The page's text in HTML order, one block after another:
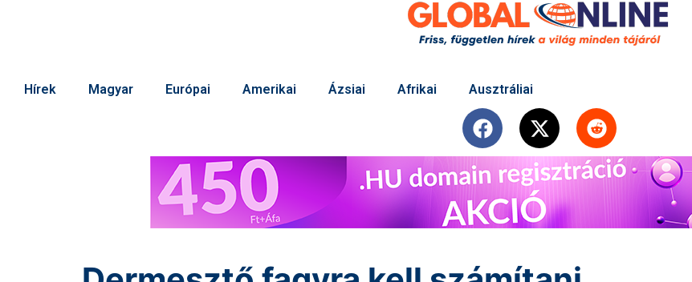
Hírek Magyar Európai Amerikai Ázsiai Afrikai Ausztráliai